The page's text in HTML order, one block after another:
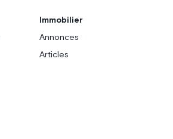
Immobilier
Annonces
Articles